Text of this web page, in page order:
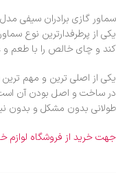
سماور گازی برادران سیفی
یکی از پرطرفدارترین نوع
کند و چای خالص را با طعم و
یکی از اصلی ترین و مهم
در ساخت و اصل بودن آن
طولانی بدون مشکل و بدون
جهت خرید از فروشگاه لوازم